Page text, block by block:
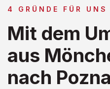
4 GRÜNDE FÜR UNS
Mit dem
aus
nach